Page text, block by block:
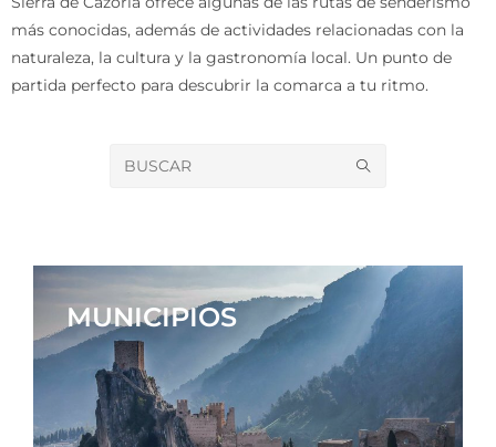
más conocidas, además de actividades relacionadas con la
naturaleza, la cultura y la gastronomía local. Un punto de
partida perfecto para descubrir la comarca a tu ritmo.
MUNICIPIOS